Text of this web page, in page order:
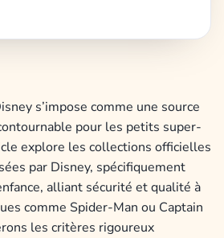
s’impose comme une source
pour les petits super-
explore les collections officielles
par Disney, spécifiquement
alliant sécurité et qualité à
comme Spider-Man ou Captain
les critères rigoureux